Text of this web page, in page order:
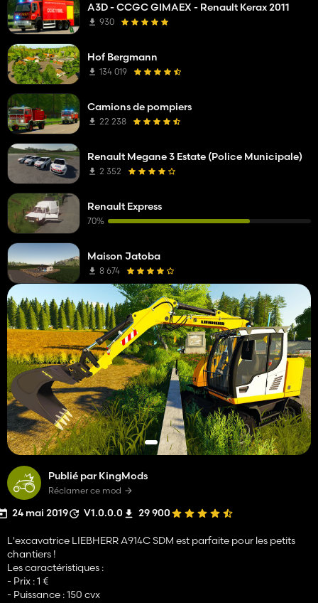
Publié par KingMods
Réclamer ce mod
24 mai 2019 V1.0.0.0 29 900
L'excavatrice LIEBHERR A914C SDM est parfaite pour les petits
chantiers !
Les caractéristiques :
- Prix : 1 €
- Puissance : 150 cvx
A3D - CCGC GIMAEX - Renault Kerax 2011
930
Hof Bergmann
134 019
Camions de pompiers
22 238
Renault Megane 3 Estate (Police Municipale)
2 352
Renault Express
70%
Maison Jatoba
8 674